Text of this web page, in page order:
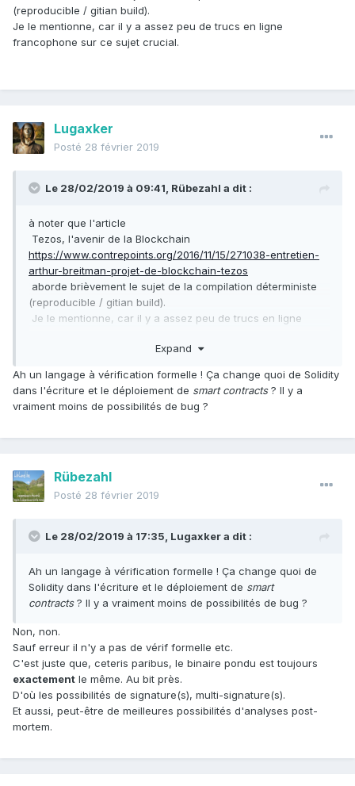
(reproducible / gitian build).
Je le mentionne, car il y a assez peu de trucs en ligne
francophone sur ce sujet crucial.
Lugaxker
Posté 28 février 2019
Le 28/02/2019 à 09:41, Rübezahl a dit :
à noter que l'article
Tezos, l'avenir de la Blockchain
https://www.contrepoints.org/2016/11/15/271038-entretien-
arthur-breitman-projet-de-blockchain-tezos
aborde brièvement le sujet de la compilation déterministe
(reproducible / gitian build).
Je le mentionne, car il y a assez peu de trucs en ligne
Expand
Ah un langage à vérification formelle ! Ça change quoi de Solidity
dans l'écriture et le déploiement de smart contracts? Il y a
vraiment moins de possibilités de bug ?
Rübezahl
Posté 28 février 2019
Le 28/02/2019 à 17:35, Lugaxkera dit :
Ah un langage à vérification formelle ! Ça change quoi de
Solidity dans l'écriture et le déploiement de smart
contracts? Il y a vraiment moins de possibilités de bug ?
Non, non.
Sauf erreur il n'y a pas de vérif formelle etc.
C'est juste que, ceteris paribus, le binaire pondu est toujours
exactement le même. Au bit près.
D'où les possibilités de signature(s), multi-signature(s).
Et aussi, peut-être de meilleures possibilités d'analyses post-
mortem.